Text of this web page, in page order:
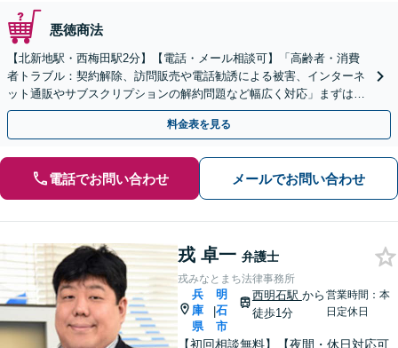
悪徳商法
【北新地駅・西梅田駅2分】【電話・メール相談可】「高齢者・消費
者トラブル：契約解除、訪問販売や電話勧誘による被害、インターネ
ット通販やサブスクリプションの解約問題など幅広く対応」まずは一
度ご相談ください【休日・夜間相談可】
料金表を見る
電話でお問い合わせ メールでお問い合わせ
戎 卓一 弁護士
戎みなとまち法律事務所
兵
庫
県
|
明
石
市
西明石駅 から
徒歩1分
営業時間：本
日定休日
【初回相談無料】【夜間・休日対応可